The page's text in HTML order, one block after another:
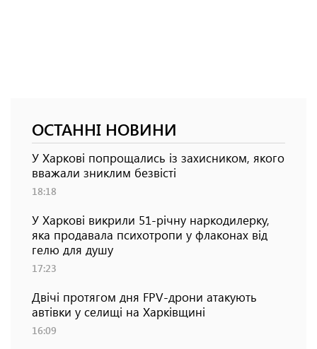
ОСТАННІ НОВИНИ
У Харкові попрощались із захисником, якого
вважали зниклим безвісті
18:18
У Харкові викрили 51-річну наркодилерку,
яка продавала психотропи у флаконах від
гелю для душу
17:23
Двічі протягом дня FPV-дрони атакують
автівки у селищі на Харківщині
16:09